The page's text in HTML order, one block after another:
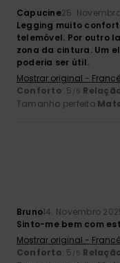
Capucine25.
Legging muito
telemóvel. Por outro
zona da cintura. Um
poderia ser útil.
Mostrar original -
Conforto: 5 /5
Tamanho perfeito
Bruno14. Novembro
Sinto-me bem com
Mostrar original -
Conforto: 5 /5